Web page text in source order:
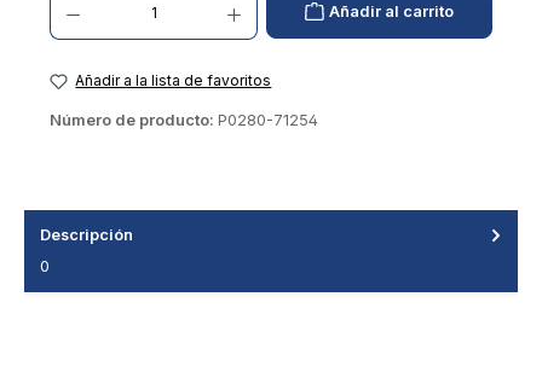
Añadir al carrito
Añadir a la lista de favoritos
Número de producto: P0280-71254
Descripción
0